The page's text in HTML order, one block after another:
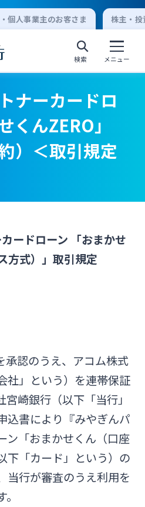
個人事業主のお客さま 株主・
検索 メニュー
ネットバンキング
オン
ネットバンキング
グオン
チャットで相談
ナーカードロ
くんZERO」
）＜取引規定
ードローン 「おまかせ
方式）」取引規定
承認のうえ、アコム株式
社」という）を連帯保証
崎銀行（以下「当行」
込書により『みやぎんパ
ン「おまかせくん（口座
下「カード」という）の
当行が審査のうえ利用を